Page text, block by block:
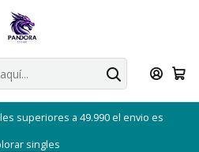
superiores a 49.990 el envio es
singles